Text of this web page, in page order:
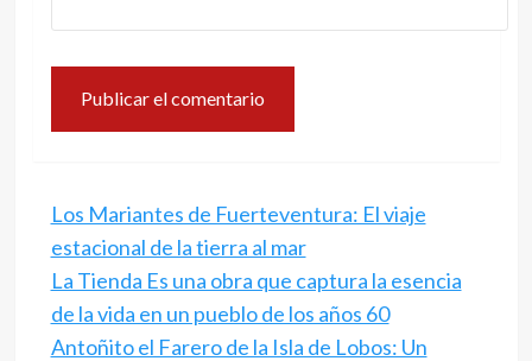
Los Mariantes de Fuerteventura: El viaje
estacional de la tierra al mar
La Tienda Es una obra que captura la esencia
de la vida en un pueblo de los años 60
Antoñito el Farero de la Isla de Lobos: Un